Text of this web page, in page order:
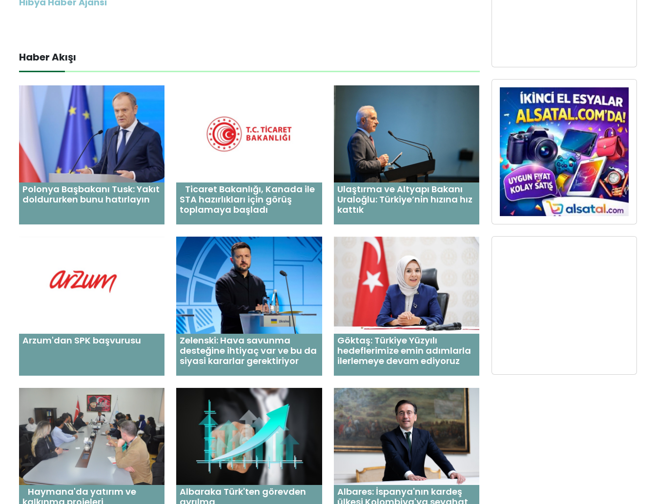
Haber Akışı
Polonya Başbakanı Tusk: Yakıt
doldururken bunu hatırlayın
Ticaret Bakanlığı, Kanada ile
STA hazırlıkları için görüş
toplamaya başladı
Ulaştırma ve Altyapı Bakanı
Uraloğlu: Türkiye’nin hızına hız
kattık
Arzum'dan SPK başvurusu
Zelenski: Hava savunma
desteğine ihtiyaç var ve bu da
siyasi kararlar gerektiriyor
Göktaş: Türkiye Yüzyılı
hedeflerimize emin adımlarla
ilerlemeye devam ediyoruz
Haymana'da yatırım ve
Albaraka Türk'ten görevden
Albares: İspanya'nın kardeş